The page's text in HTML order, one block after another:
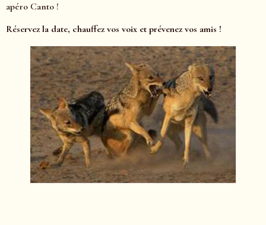
apéro Canto !
Réservez la date, chauffez vos voix et prévenez vos amis !